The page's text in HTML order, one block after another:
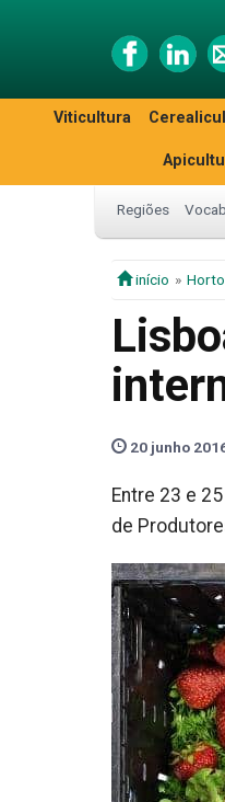
Viticultura
Regiões
início
20 junho
Entre 23 e
de